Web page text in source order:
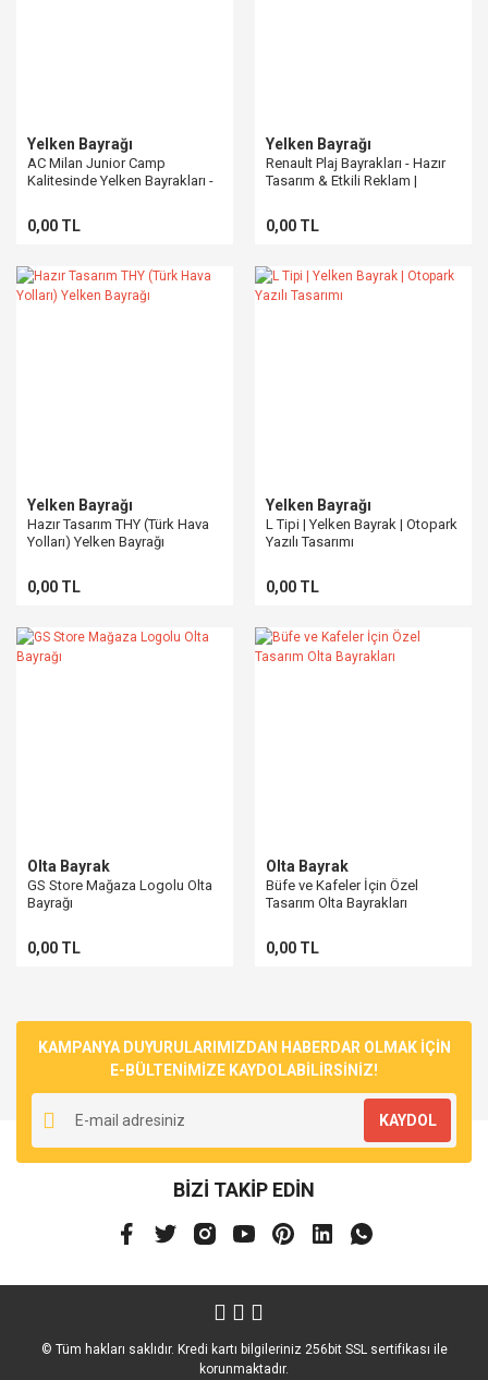
Yelken Bayrağı
AC Milan Junior Camp
Kalitesinde Yelken Bayrakları -
0,00 TL
Yelken Bayrağı
Renault Plaj Bayrakları - Hazır
Tasarım & Etkili Reklam |
0,00 TL
Yelken Bayrağı
Hazır Tasarım THY (Türk Hava
Yolları) Yelken Bayrağı
0,00 TL
Yelken Bayrağı
L Tipi | Yelken Bayrak | Otopark
Yazılı Tasarımı
0,00 TL
Olta Bayrak
GS Store Mağaza Logolu Olta
Bayrağı
0,00 TL
Olta Bayrak
Büfe ve Kafeler İçin Özel
Tasarım Olta Bayrakları
0,00 TL
KAMPANYA DUYURULARIMIZDAN HABERDAR OLMAK İÇİN
E-BÜLTENİMİZE KAYDOLABİLİRSİNİZ!
KAYDOL
BİZİ TAKİP EDİN
© Tüm hakları saklıdır. Kredi kartı bilgileriniz 256bit SSL sertifikası ile
korunmaktadır.